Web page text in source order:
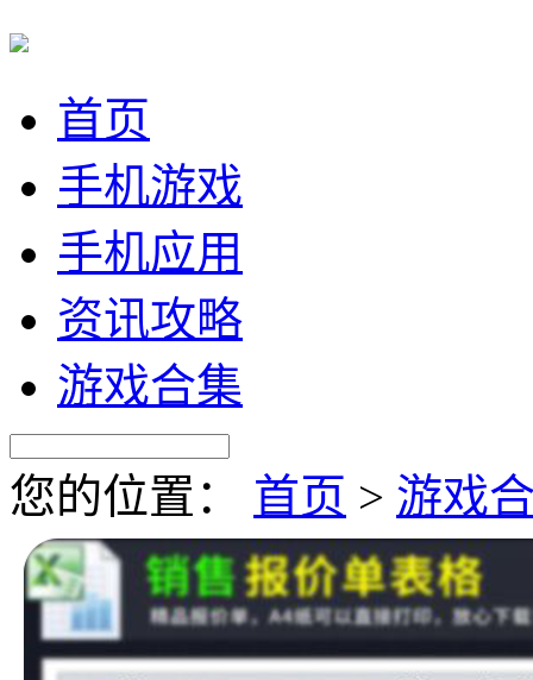
首页
手机游戏
手机应用
资讯攻略
游戏合集
您的位置： 首页 > 游戏